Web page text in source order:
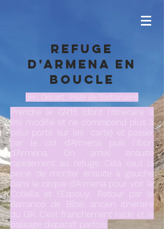
Refuge
d'Armena en
boucle
5H : Départ : Piste de Barbaruens
Prendre le GR15 (dont l'itinéraire a
été modifié et ne correspond plus à
celui porté sur les carte) et passer
par le col d'Armena puis l'Ibon
d'Armena. On arrive ensuite
rapidement au refuge. Cela vaut la
peine de monter ensuite à gauche
dans le cirque d'Armena pour voir le
Cotiella et l'Espouy.. Retour par le
Barranco de Bilsé, ancien itinéraire
du GR. C'est franchement raide et le
balisage disparaît parfois.